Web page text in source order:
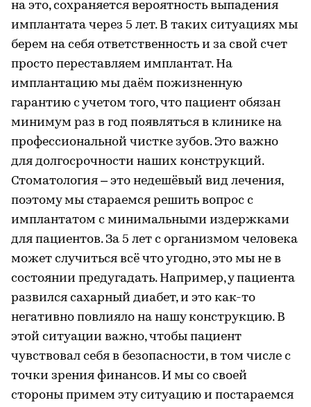
на это, сохраняется вероятность выпадения
имплантата через 5 лет. В таких ситуациях мы
берем на себя ответственность и за свой счет
просто переставляем имплантат. На
имплантацию мы даём пожизненную
гарантию с учетом того, что пациент обязан
минимум раз в год появляться в клинике на
профессиональной чистке зубов. Это важно
для долгосрочности наших конструкций.
Стоматология – это недешёвый вид лечения,
поэтому мы стараемся решить вопрос с
имплантатом с минимальными издержками
для пациентов. За 5 лет с организмом человека
может случиться всё что угодно, это мы не в
состоянии предугадать. Например, у пациента
развился сахарный диабет, и это как-то
негативно повлияло на нашу конструкцию. В
этой ситуации важно, чтобы пациент
чувствовал себя в безопасности, в том числе с
точки зрения финансов. И мы со своей
стороны примем эту ситуацию и постараемся